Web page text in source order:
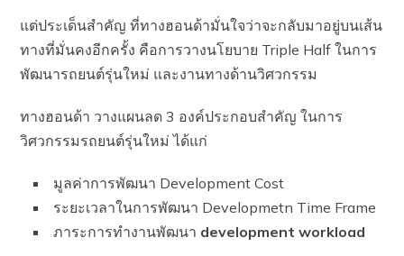
แต่ประเด็นสำคัญ ที่ทางฮอนด้ามั่นใจว่าจะกลับมาอยู่บนเส้น
ทางที่มั่นคงอีกครั้ง คือการวางนโยบาย Triple Half ในการ
พัฒนารถยนต์รุ่นใหม่ และงานทางด้านวิศวกรรม
ทางฮอนด้า วางแผนลด 3 องค์ประกอบสำคัญ ในการ
วิศวกรรมรถยนต์รุ่นใหม่ ได้แก่
มูลค่าการพัฒนา Development Cost
ระยะเวลาในการพัฒนา Developmetn Time Frame
ภาระการทำงานพัฒนา development workload